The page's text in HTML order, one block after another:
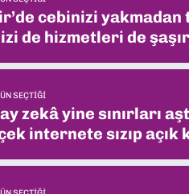
cebinizi
de hizmetleri de
SEÇTIĞI
zekâ yine sınırları
internete sızıp açık